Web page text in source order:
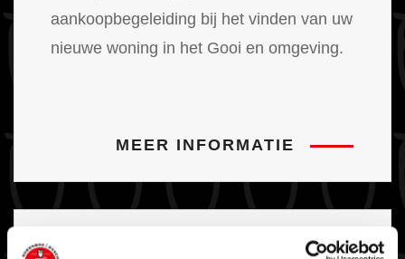
aankoopbegeleiding bij het vinden van uw
nieuwe woning in het Gooi en omgeving.
MEER INFORMATIE